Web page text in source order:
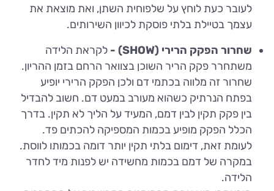
לעובר כעת לוחץ על שלפוחית השתן, ואת מוצאת את
עצמך בטיילת בלתי פוסקת לכיוון השירותים.
שחרור הפקק הרירי (SHOW) -
לקראת הלידה
משתחרר פקק הריר השוכן בצוואר הרחם בזמן ההריון.
שחרור זה מלווה בכתמי דם ולכן הפקק הרירי יופיע
בפתח הנרתיק כשהוא מעורב במעט דם. חשוב להבדיל
בין פקק תקין לבין דמם, המעיד על הליך לא תקין. בדרך
הכלל הפקק מופיע בכמות המספיקה להכתים פד.
לעומת זאת, דימום בלתי תקין יותר דומה בכמותו לווסת.
במקרה של דמם בכמות מחשידה יש לפנות מיד לחדר
הלידה.